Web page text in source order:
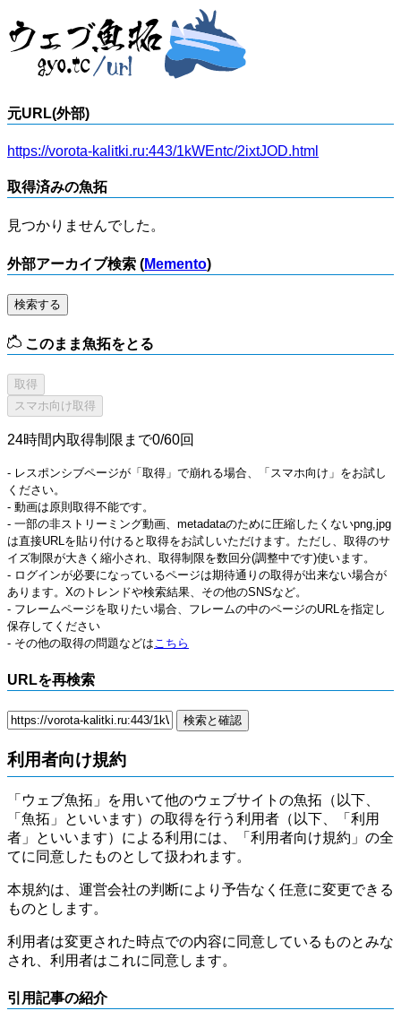
元URL(外部)
https://vorota-kalitki.ru:443/1kWEntc/2ixtJOD.html
取得済みの魚拓
見つかりませんでした。
外部アーカイブ検索 (Memento)
検索する
このまま魚拓をとる
24時間内取得制限まで0/60回
- レスポンシブページが「取得」で崩れる場合、「スマホ向け」をお試し
ください。
- 動画は原則取得不能です。
- 一部の非ストリーミング動画、metadataのために圧縮したくないpng,jpg
は直接URLを貼り付けると取得をお試しいただけます。ただし、取得のサ
イズ制限が大きく縮小され、取得制限を数回分(調整中です)使います。
- ログインが必要になっているページは期待通りの取得が出来ない場合が
あります。Xのトレンドや検索結果、その他のSNSなど。
- フレームページを取りたい場合、フレームの中のページのURLを指定し
保存してください
- その他の取得の問題などはこちら
URLを再検索
利用者向け規約
「ウェブ魚拓」を用いて他のウェブサイトの魚拓（以下、
「魚拓」といいます）の取得を行う利用者（以下、「利用
者」といいます）による利用には、「利用者向け規約」の全
てに同意したものとして扱われます。
本規約は、運営会社の判断により予告なく任意に変更できる
ものとします。
利用者は変更された時点での内容に同意しているものとみな
され、利用者はこれに同意します。
引用記事の紹介